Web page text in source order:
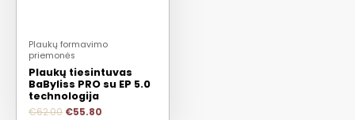
Plaukų formavimo
priemonės
Plaukų tiesintuvas
BaByliss PRO su EP 5.0
technologija
€62.00 €55.80